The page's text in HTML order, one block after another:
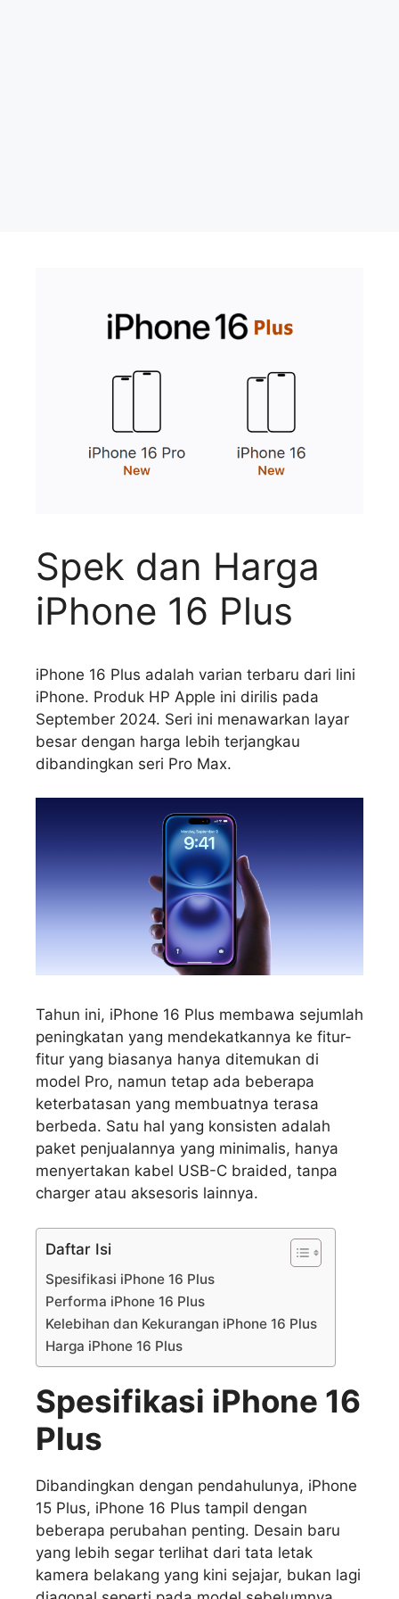
Spek dan Harga
iPhone 16 Plus
iPhone 16 Plus adalah varian terbaru dari lini
iPhone. Produk HP Apple ini dirilis pada
September 2024. Seri ini menawarkan layar
besar dengan harga lebih terjangkau
dibandingkan seri Pro Max.
Tahun ini, iPhone 16 Plus membawa sejumlah
peningkatan yang mendekatkannya ke fitur-
fitur yang biasanya hanya ditemukan di
model Pro, namun tetap ada beberapa
keterbatasan yang membuatnya terasa
berbeda. Satu hal yang konsisten adalah
paket penjualannya yang minimalis, hanya
menyertakan kabel USB-C braided, tanpa
charger atau aksesoris lainnya.
Daftar Isi
Spesifikasi iPhone 16 Plus
Performa iPhone 16 Plus
Kelebihan dan Kekurangan iPhone 16 Plus
Harga iPhone 16 Plus
Spesifikasi iPhone 16
Plus
Dibandingkan dengan pendahulunya, iPhone
15 Plus, iPhone 16 Plus tampil dengan
beberapa perubahan penting. Desain baru
yang lebih segar terlihat dari tata letak
kamera belakang yang kini sejajar, bukan lagi